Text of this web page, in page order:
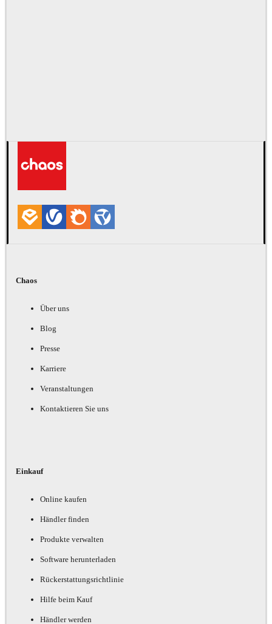
Chaos
Über uns
Blog
Presse
Karriere
Veranstaltungen
Kontaktieren Sie uns
Einkauf
Online kaufen
Händler finden
Produkte verwalten
Software herunterladen
Rückerstattungsrichtlinie
Hilfe beim Kauf
Händler werden